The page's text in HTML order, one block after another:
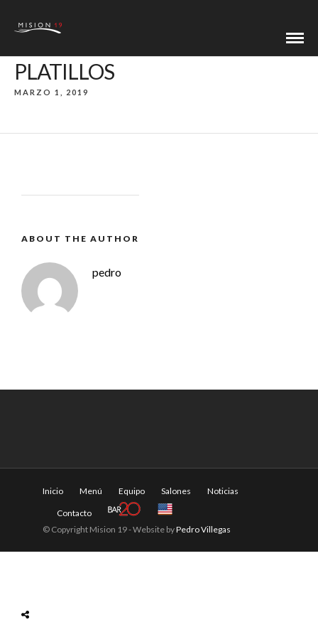
PLATILLOS
MARZO 1, 2019
ABOUT THE AUTHOR
pedro
Inicio Menú Equipo Salones Noticias
Contacto
© Copyright Mision 19 - Website byPedro Villegas